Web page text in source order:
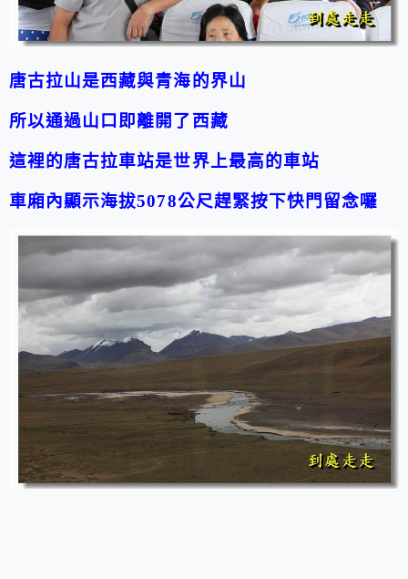
唐古拉山是西藏與青海的界山
所以通過山口即離開了西藏
這裡的唐古拉車站是世界上最高的車站
車廂內顯示海拔5078公尺趕緊按下快門留念囉